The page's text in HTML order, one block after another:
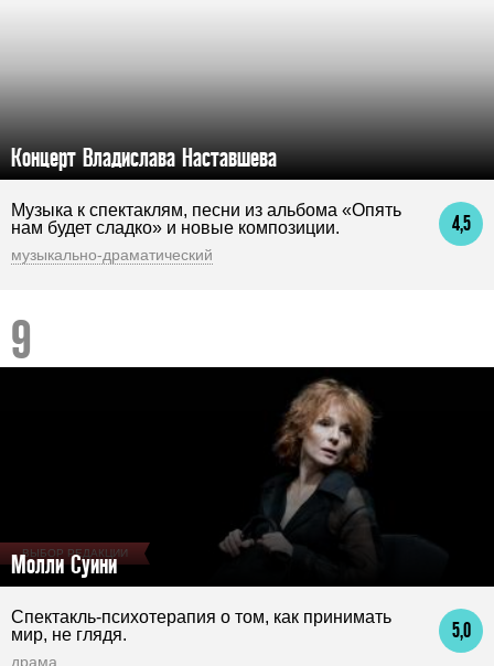
Концерт Владислава Наставшева
4,5
Музыка к спектаклям, песни из альбома «Опять
нам будет сладко» и новые композиции.
музыкально-драматический
ВЫБОР РЕДАКЦИИ
Молли Суини
5,0
Спектакль-психотерапия о том, как принимать
мир, не глядя.
драма